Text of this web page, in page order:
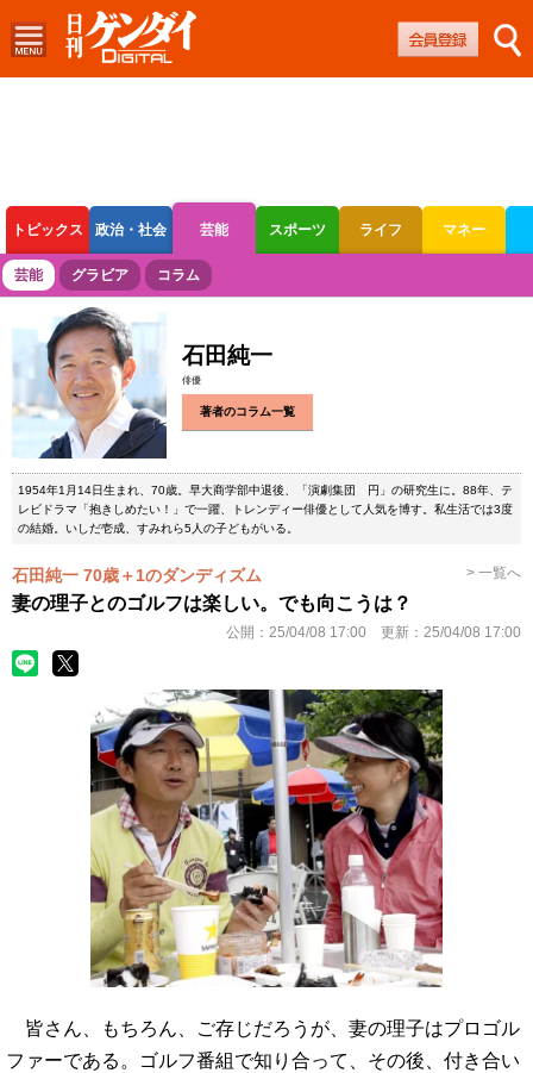
トピックス 政治・社会 芸能 スポーツ ライフ マネー
ボートレース 競輪 オートレース
芸能 グラビア コラム
石田純一
俳優
著者のコラム一覧
1954年1月14日生まれ、70歳。早大商学部中退後、「演劇集団 円」の研究生に。88年、テ
レビドラマ「抱きしめたい！」で一躍、トレンディー俳優として人気を博す。私生活では3度
の結婚。いしだ壱成、すみれら5人の子どもがいる。
石田純一 70歳＋1のダンディズム > 一覧へ
妻の理子とのゴルフは楽しい。でも向こうは？
公開： 25/04/08 17:00 更新： 25/04/08 17:00
皆さん、もちろん、ご存じだろうが、妻の理子はプロゴル
ファーである。ゴルフ番組で知り合って、その後、付き合い